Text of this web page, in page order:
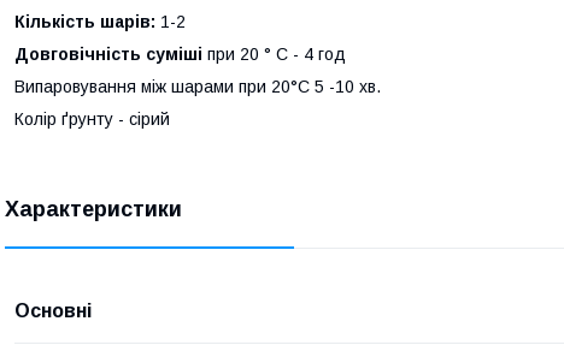
Кількість шарів: 1-2
Довговічність суміші при 20 ° C - 4 год
Випаровування між шарами при 20°C 5 -10 хв.
Колір ґрунту - сірий
Характеристики
Основні